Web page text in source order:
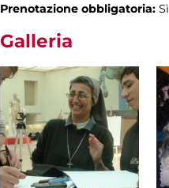
Prenotazione obbligatoria: Sì
Galleria